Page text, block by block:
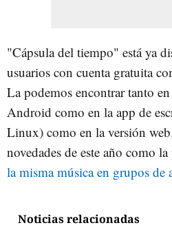
"Cápsula del tiempo" está ya
usuarios con cuenta gratuita
La podemos encontrar tanto
Android como en la app de
Linux) como en la versión
novedades de este año como
la misma música en grupos de
Noticias relacionadas